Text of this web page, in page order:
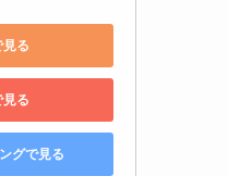
る
る
グで見る